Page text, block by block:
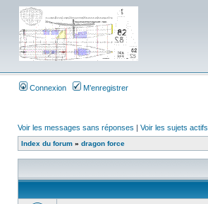
Connexion M’enregistrer
Voir les messages sans réponses | Voir les sujets actifs
Index du forum » dragon force